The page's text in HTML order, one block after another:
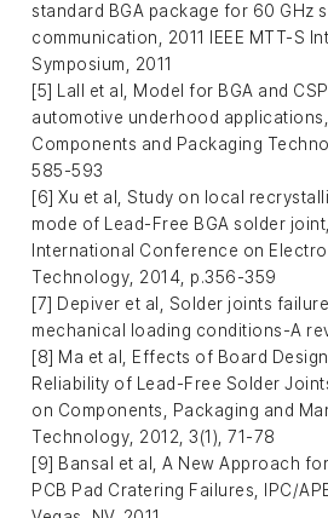
standard BGA package for 60 GHz
communication, 2011 IEEE MTT-S
Symposium, 2011
[5] Lall et al, Model for BGA and
automotive underhood
Components and Packaging
585-593
[6] Xu et al, Study on local
mode of Lead-Free BGA solder
International Conference on
Technology, 2014, p.356-359
[7] Depiver et al, Solder joints
mechanical loading conditions-A
[8] Ma et al, Effects of Board
Reliability of Lead-Free Solder
on Components, Packaging and
Technology, 2012, 3(1), 71-78
[9] Bansal et al, A New Approach
PCB Pad Cratering Failures, IPC/